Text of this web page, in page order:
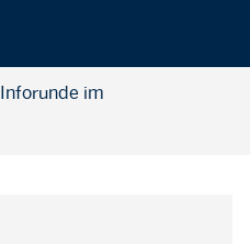
Inforunde im